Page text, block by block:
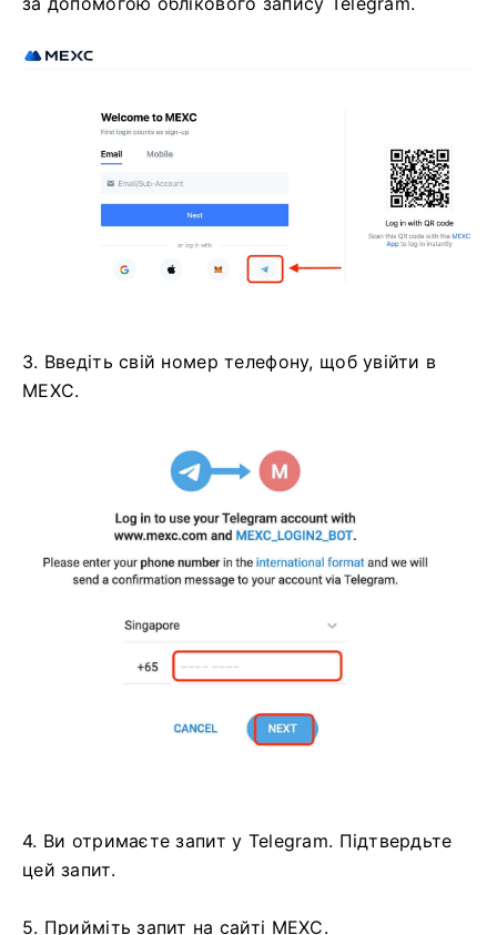
3. Введіть свій номер телефону, щоб увійти в
MEXC.
4. Ви отримаєте запит у Telegram. Підтвердьте
цей запит.
5. Прийміть запит на сайті MEXC.